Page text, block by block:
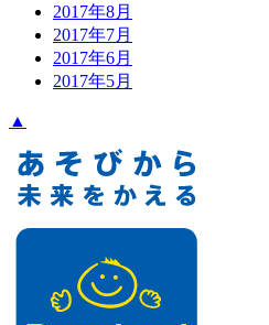
2017年8月
2017年7月
2017年6月
2017年5月
▲